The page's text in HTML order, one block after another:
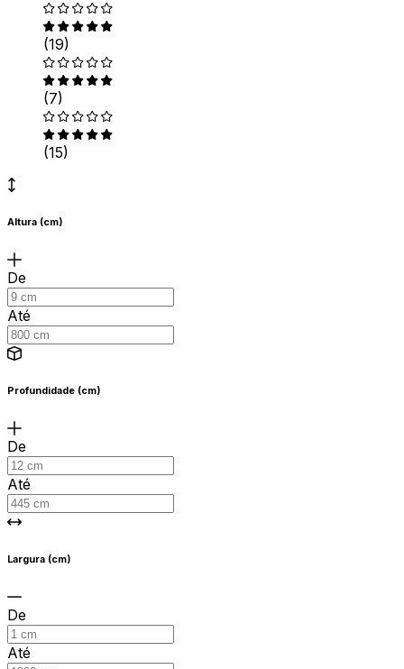
(19)
(7)
(15)
Altura (cm)
De
Até
Profundidade (cm)
De
Até
Largura (cm)
De
Até